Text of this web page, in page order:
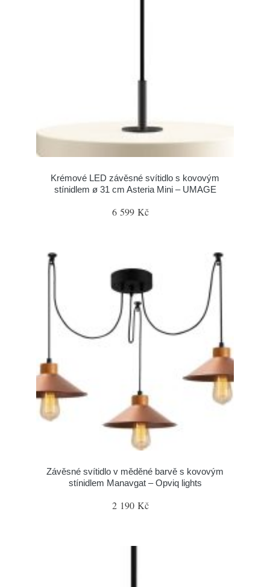
Krémové LED závěsné svítidlo s kovovým
stínidlem ø 31 cm Asteria Mini – UMAGE
6 599 Kč
Závěsné svítidlo v měděné barvě s kovovým
stínidlem Manavgat – Opviq lights
2 190 Kč